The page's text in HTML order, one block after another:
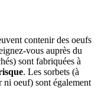
contenir des oeufs
vous auprès du
sont fabriquées à
. Les sorbets (à
ni oeuf) sont également